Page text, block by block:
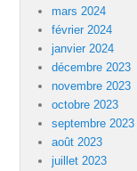
mars 2024
février 2024
janvier 2024
décembre 2023
novembre 2023
octobre 2023
septembre 2023
août 2023
juillet 2023